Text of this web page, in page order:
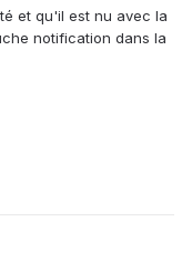
et qu'il est nu avec la
notification dans la